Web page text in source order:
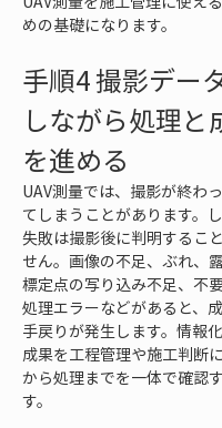
めの基礎になります。
手順4 撮影デー
しながら処理と
を進める
UAV測量では、撮影が終わ
てしまうことがあります。
失敗は撮影後に判明するこ
せん。画像の不足、ぶれ、
標定点の写り込み不足、不
処理エラーなどがあると、
手戻りが発生します。情報
成果を工程管理や施工判断
から処理までを一体で確認
す。